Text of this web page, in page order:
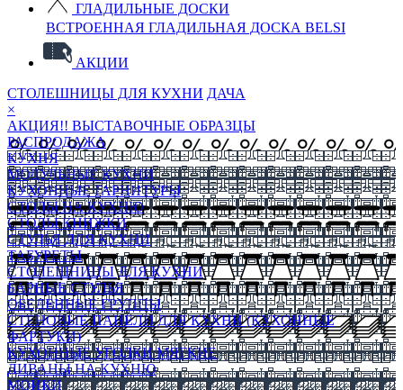
ГЛАДИЛЬНЫЕ ДОСКИ
ВСТРОЕННАЯ ГЛАДИЛЬНАЯ ДОСКА BELSI
АКЦИИ
СТОЛЕШНИЦЫ ДЛЯ КУХНИ ДАЧА
×
АКЦИЯ!! ВЫСТАВОЧНЫЕ ОБРАЗЦЫ
РАСПРОДАЖА
КУХНЯ
МОДУЛЬНЫЕ КУХНИ
КУХОННЫЕ ГАРНИТУРЫ
СТОЛЫ НА КУХНЮ
СТОЛЫ КНИЖКИ
СТУЛЬЯ ДЛЯ КУХНИ
ТАБУРЕТЫ
СТОЛЕШНИЦЫ ДЛЯ КУХНИ
БАРНЫЕ СТУЛЬЯ
ОБЕДЕННЫЕ ГРУППЫ
СТЕНОВЫЕ ПАНЕЛИ ДЛЯ КУХНИ (КУХОННЫЕ
ФАРТУКИ)
КУХОННЫЕ УГОЛКИ МЯГКИЕ
ДИВАНЫ НА КУХНЮ
МОЙКИ